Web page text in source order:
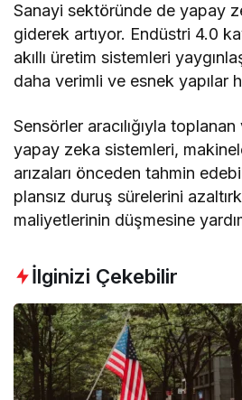
Sanayi sektöründe de yapay
giderek artıyor. Endüstri 4.0
akıllı üretim sistemleri
daha verimli ve esnek yapılar
Sensörler aracılığıyla
yapay zeka sistemleri,
arızaları önceden tahmin
plansız duruş sürelerini
maliyetlerinin düşmesine
İlginizi Çekebilir